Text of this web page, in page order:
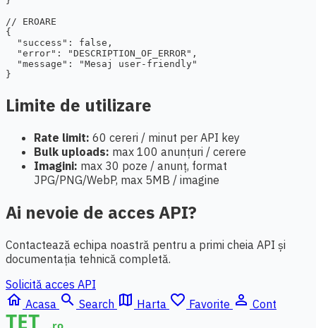
// EROARE
{
  "success": false,
  "error": "DESCRIPTION_OF_ERROR",
  "message": "Mesaj user-friendly"
}
Limite de utilizare
Rate limit: 60 cereri / minut per API key
Bulk uploads: max 100 anunțuri / cerere
Imagini: max 30 poze / anunț, format
JPG/PNG/WebP, max 5MB / imagine
Ai nevoie de acces API?
Contactează echipa noastră pentru a primi cheia API și
documentația tehnică completă.
Solicită acces API
home Acasa search Search map Harta favorite_border Favorite person_outline Cont